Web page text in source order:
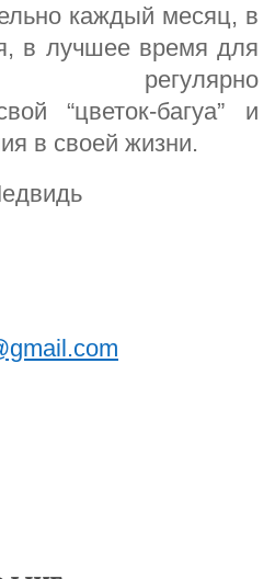
каждый месяц, в
в лучшее время для
регулярно
“цветок-багуа” и
в своей жизни.